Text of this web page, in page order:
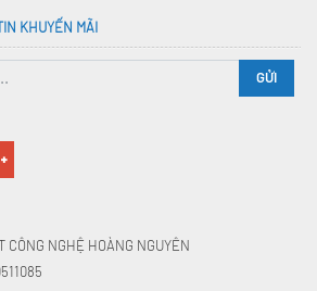
KHUYẾN MÃI
GỬI
CÔNG NGHỆ HOÀNG NGUYÊN